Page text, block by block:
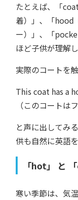
たとえば、「
着）」、「hood
ー）」、「
ほど子供が理解
実際のコートを
This coat has a
（このコートは
と声に出してみ
供も自然に英語
「hot」 と
寒い季節は、気